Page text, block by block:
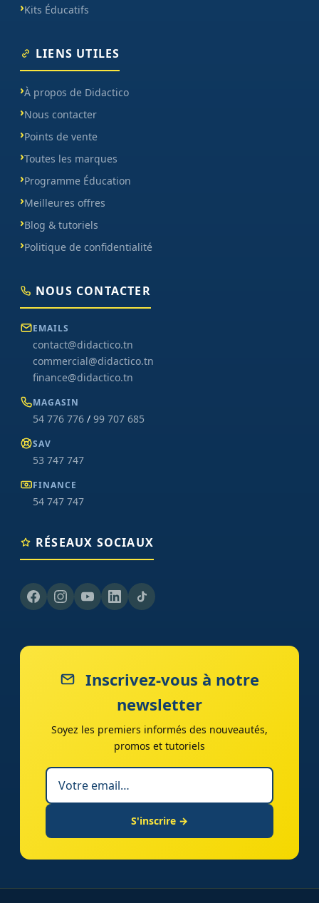
Kits Éducatifs
LIENS UTILES
À propos de Didactico
Nous contacter
Points de vente
Toutes les marques
Programme Éducation
Meilleures offres
Blog & tutoriels
Politique de confidentialité
NOUS CONTACTER
EMAILS
contact@didactico.tn
commercial@didactico.tn
finance@didactico.tn
MAGASIN
54 776 776 / 99 707 685
SAV
53 747 747
FINANCE
54 747 747
RÉSEAUX SOCIAUX
Inscrivez-vous à notre
newsletter
Soyez les premiers informés des nouveautés,
promos et tutoriels
S'inscrire →